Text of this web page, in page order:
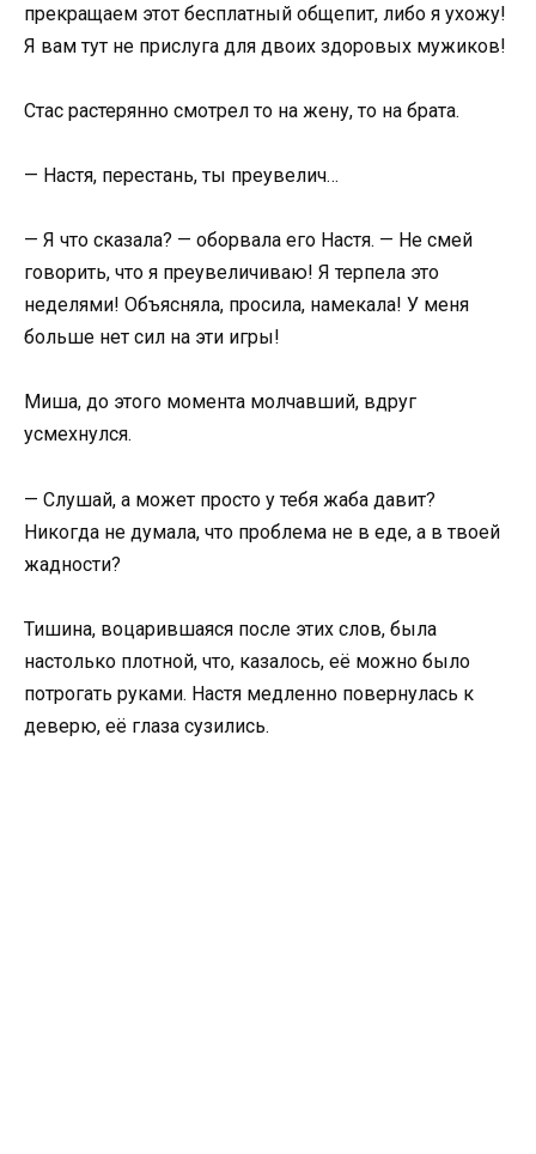
прекращаем этот бесплатный общепит, либо я ухожу!
Я вам тут не прислуга для двоих здоровых мужиков!
Стас растерянно смотрел то на жену, то на брата.
— Настя, перестань, ты преувелич…
— Я что сказала? — оборвала его Настя. — Не смей
говорить, что я преувеличиваю! Я терпела это
неделями! Объясняла, просила, намекала! У меня
больше нет сил на эти игры!
Миша, до этого момента молчавший, вдруг
усмехнулся.
— Слушай, а может просто у тебя жаба давит?
Никогда не думала, что проблема не в еде, а в твоей
жадности?
Тишина, воцарившаяся после этих слов, была
настолько плотной, что, казалось, её можно было
потрогать руками. Настя медленно повернулась к
деверю, её глаза сузились.